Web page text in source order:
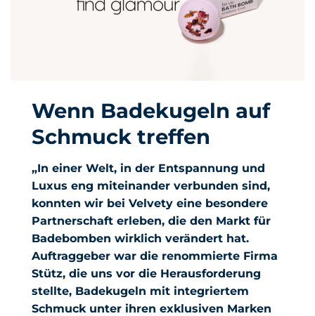
Wenn Badekugeln auf
Schmuck treffen
„In einer Welt, in der Entspannung und
Luxus eng miteinander verbunden sind,
konnten wir bei Velvety eine besondere
Partnerschaft erleben, die den Markt für
Badebomben wirklich verändert hat.
Auftraggeber war die renommierte Firma
Stütz, die uns vor die Herausforderung
stellte, Badekugeln mit integriertem
Schmuck unter ihren exklusiven Marken